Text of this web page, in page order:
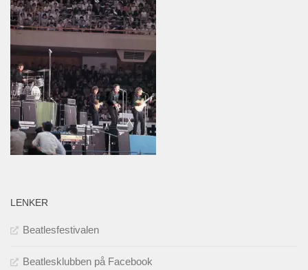
LENKER
Beatlesfestivalen
Beatlesklubben på Facebook